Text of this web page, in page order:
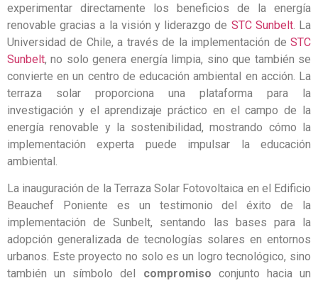
experimentar directamente los beneficios de la energía
renovable gracias a la visión y liderazgo de STC Sunbelt. La
Universidad de Chile, a través de la implementación de STC
Sunbelt, no solo genera energía limpia, sino que también se
convierte en un centro de educación ambiental en acción. La
terraza solar proporciona una plataforma para la
investigación y el aprendizaje práctico en el campo de la
energía renovable y la sostenibilidad, mostrando cómo la
implementación experta puede impulsar la educación
ambiental.
La inauguración de la Terraza Solar Fotovoltaica en el Edificio
Beauchef Poniente es un testimonio del éxito de la
implementación de Sunbelt, sentando las bases para la
adopción generalizada de tecnologías solares en entornos
urbanos. Este proyecto no solo es un logro tecnológico, sino
también un símbolo del compromiso conjunto hacia un